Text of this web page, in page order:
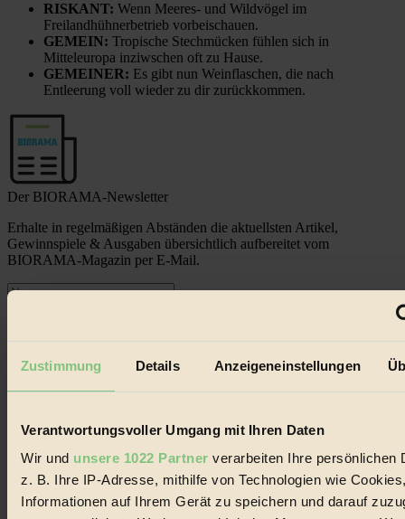
Zustimmung Details Anzeigeneinstellungen
Verantwortungsvoller Umgang mit Ihren Daten
Wir und unsere 1022 Partner verarbeiten Ihre persönlichen
z. B. Ihre IP-Adresse, mithilfe von Technologien wie
Informationen auf Ihrem Gerät zu speichern und darauf
RISKANT: Wenn Meeres- und Wildvögel im
Freilandhühnerbetrieb vorbeischauen.
GEMEIN: Tropische Stechmücken fühlen sich in
Mitteleuropa inziwschen oft zu Hause.
GEMEINER: Es gibt nun Weinflaschen, die nach
Entleerung voll wieder zu dir zurückkommen.
Der BIORAMA-Newsletter
Erhalte in regelmäßigen Abständen die aktuellsten Artikel,
Gewinnspiele & Ausgaben übersichtlich aufbereitet vom
BIORAMA-Magazin per E-Mail.
© 2026 Biorama GmbH
Impressum & Disclaimer
Datenschutz
Mediadaten